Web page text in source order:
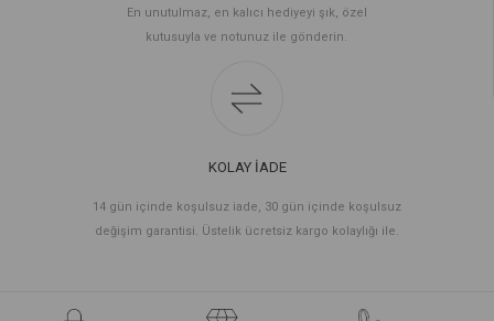
En unutulmaz, en kalıcı hediyeyi şık, özel
kutusuyla ve notunuz ile gönderin.
KOLAY İADE
14 gün içinde koşulsuz iade, 30 gün içinde koşulsuz
değişim garantisi. Üstelik ücretsiz kargo kolaylığı ile.